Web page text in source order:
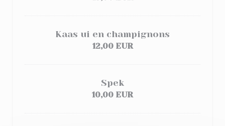
Kaas ui en champignons
12,00 EUR
Spek
10,00 EUR